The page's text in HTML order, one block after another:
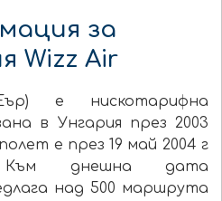
за
Wizz Air
e нискотарифна
в Унгария през 2003
е през 19 май 2004 г
днешна дата
над 500 маршрута